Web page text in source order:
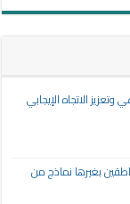
الاتجاه الإيجابي
بغيرها نماذج من